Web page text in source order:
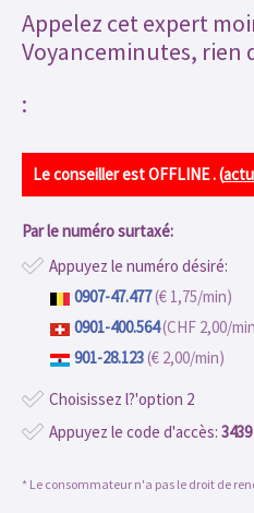
Appelez cet expert
Voyanceminutes, rien
:
Le conseiller est OFFLINE . (
Par le numéro surtaxé:
Appuyez le numéro désiré:
0907-47.477(€ 1,75/min)
0901-400.564(CHF 2,00/
901-28.123(€ 2,00/min)
Choisissez l?'option 2
Appuyez le code d'accès: 3439
* Le consommateur n'a pas le droit de